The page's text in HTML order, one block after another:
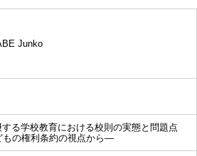
Junko
る学校教育における校則の実態と問題点
の権利条約の視点から―